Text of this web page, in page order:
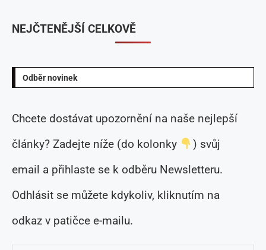
Odběr novinek
Chcete dostávat upozornění na naše nejlepší
články? Zadejte níže (do kolonky
) svůj
email a přihlaste se k odběru Newsletteru.
Odhlásit se můžete kdykoliv, kliknutím na
odkaz v patičce e-mailu.
NEJČTENĚJŠÍ CELKOVĚ